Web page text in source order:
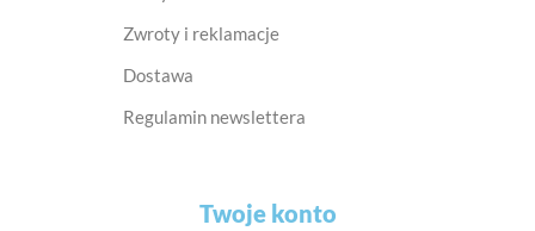
Zwroty i reklamacje
Dostawa
Regulamin newslettera
Twoje konto